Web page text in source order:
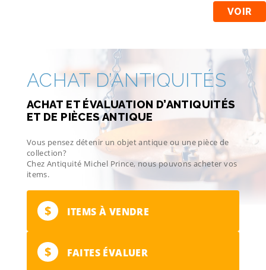
VOIR
ACHAT D’ANTIQUITÉS
ACHAT ET ÉVALUATION D’ANTIQUITÉS
ET DE PIÈCES ANTIQUE
Vous pensez détenir un objet antique ou une pièce de
collection?
Chez Antiquité Michel Prince, nous pouvons acheter vos
items.
$ ITEMS À VENDRE
$ FAITES ÉVALUER